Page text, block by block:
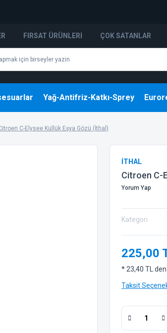
FIRSAT ÜRÜNLERI ÇOK SATANLAR
Yağ-Antifriz-Katkı-Sprey
C-Elysee Küllük Eşya Gözü (İthal)
İTHAL
Citroen C-
Yorum Yap
Kategori
225,00
* 23,40 TL
Taksit